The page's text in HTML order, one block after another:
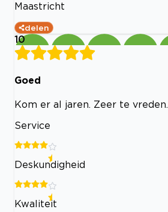
Maastricht
delen
10
Goed
Kom er al jaren. Zeer te vreden.
Service
Deskundigheid
Kwaliteit